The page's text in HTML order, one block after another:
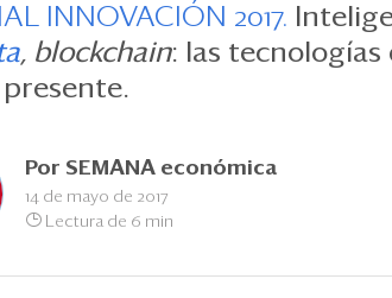
INNOVACIÓN 2017.
, blockchain: las
presente.
Por SEMANA económica
14 de mayo de 2017
Lectura de 6 min